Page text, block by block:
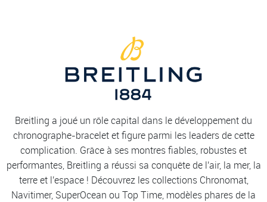
Breitling a joué un rôle capital dans le développement du
chronographe-bracelet et figure parmi les leaders de cette
complication. Grâce à ses montres fiables, robustes et
performantes, Breitling a réussi sa conquête de l'air, la mer, la
terre et l'espace ! Découvrez les collections Chronomat,
Navitimer, SuperOcean ou Top Time, modèles phares de la